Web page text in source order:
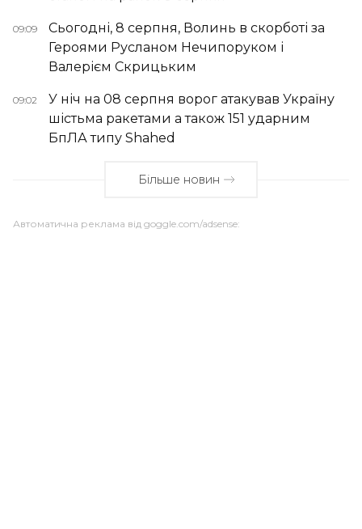
09:09
Сьогодні, 8 серпня, Волинь в скорботі за
Героями Русланом Нечипоруком і
Валерієм Скрицьким
09:02
У ніч на 08 серпня ворог атакував Україну
шістьма ракетами а також 151 ударним
БпЛА типу Shahed
Більше новин
Автоматична реклама від goggle.com/adsense: